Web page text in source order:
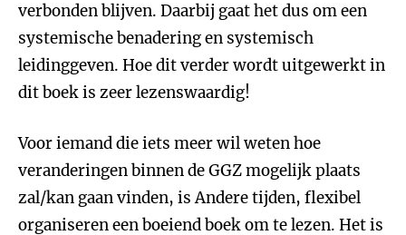
verbonden blijven. Daarbij gaat het dus om een
systemische benadering en systemisch
leidinggeven. Hoe dit verder wordt uitgewerkt in
dit boek is zeer lezenswaardig!
Voor iemand die iets meer wil weten hoe
veranderingen binnen de GGZ mogelijk plaats
zal/kan gaan vinden, is Andere tijden, flexibel
organiseren een boeiend boek om te lezen. Het is